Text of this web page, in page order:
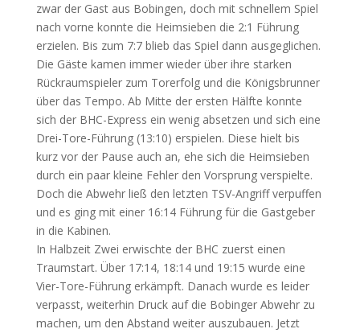
zwar der Gast aus Bobingen, doch mit schnellem Spiel
nach vorne konnte die Heimsieben die 2:1 Führung
erzielen. Bis zum 7:7 blieb das Spiel dann ausgeglichen.
Die Gäste kamen immer wieder über ihre starken
Rückraumspieler zum Torerfolg und die Königsbrunner
über das Tempo. Ab Mitte der ersten Hälfte konnte
sich der BHC-Express ein wenig absetzen und sich eine
Drei-Tore-Führung (13:10) erspielen. Diese hielt bis
kurz vor der Pause auch an, ehe sich die Heimsieben
durch ein paar kleine Fehler den Vorsprung verspielte.
Doch die Abwehr ließ den letzten TSV-Angriff verpuffen
und es ging mit einer 16:14 Führung für die Gastgeber
in die Kabinen.
In Halbzeit Zwei erwischte der BHC zuerst einen
Traumstart. Über 17:14, 18:14 und 19:15 wurde eine
Vier-Tore-Führung erkämpft. Danach wurde es leider
verpasst, weiterhin Druck auf die Bobinger Abwehr zu
machen, um den Abstand weiter auszubauen. Jetzt